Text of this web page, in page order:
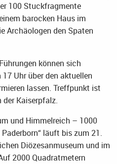
100 Stuckfragmente
barocken Haus im
Archäologen den Spaten
können sich
Uhr über den aktuellen
lassen. Treffpunkt ist
der Kaiserpfalz.
und Himmelreich – 1000
läuft bis zum 21.
Diözesanmuseum und im
2000 Quadratmetern